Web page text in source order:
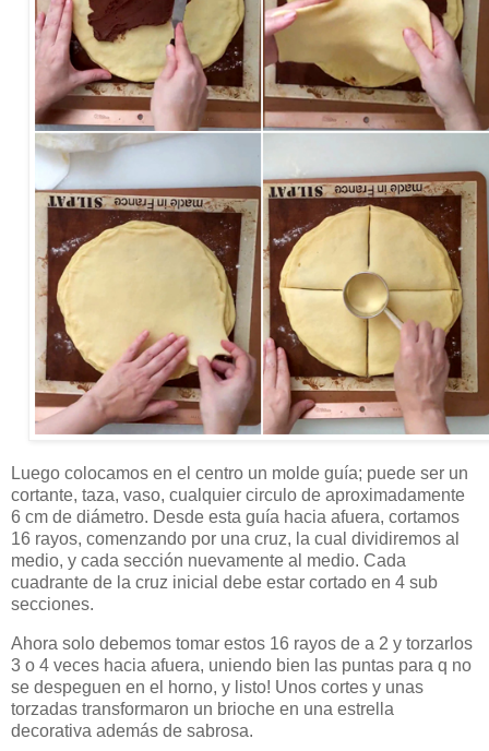
Luego colocamos en el centro un molde guía; puede ser un
cortante, taza, vaso, cualquier circulo de aproximadamente
6 cm de diámetro. Desde esta guía hacia afuera, cortamos
16 rayos, comenzando por una cruz, la cual dividiremos al
medio, y cada sección nuevamente al medio. Cada
cuadrante de la cruz inicial debe estar cortado en 4 sub
secciones.
Ahora solo debemos tomar estos 16 rayos de a 2 y torzarlos
3 o 4 veces hacia afuera, uniendo bien las puntas para q no
se despeguen en el horno, y listo! Unos cortes y unas
torzadas transformaron un brioche en una estrella
decorativa además de sabrosa.